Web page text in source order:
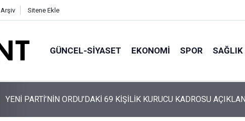
Arşiv Sitene Ekle
GÜNCEL-SIYASET EKONOMI SPOR SAĞLIK
YENİ PARTİ ALTINORDU’DA KURUCU YÖNETİMİNİ AÇIKLADI